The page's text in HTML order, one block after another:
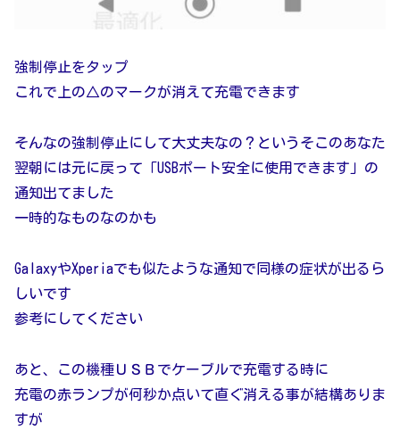
強制停止をタップ
これで上の△のマークが消えて充電できます
そんなの強制停止にして大丈夫なの？というそこのあなた
翌朝には元に戻って「USBポート安全に使用できます」の
通知出てました
一時的なものなのかも
GalaxyやXperiaでも似たような通知で同様の症状が出るら
しいです
参考にしてください
あと、この機種ＵＳＢでケーブルで充電する時に
充電の赤ランプが何秒か点いて直ぐ消える事が結構ありま
すが